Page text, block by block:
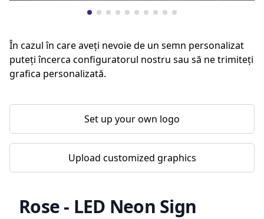
În cazul în care aveți nevoie de un semn personalizat
puteți încerca configuratorul nostru sau să ne trimiteți
grafica personalizată.
Set up your own logo
Upload customized graphics
Rose - LED Neon Sign